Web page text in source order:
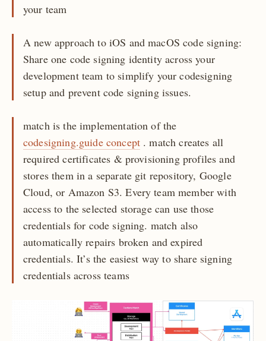
your team
A new approach to iOS and macOS code signing:
Share one code signing identity across your
development team to simplify your codesigning
setup and prevent code signing issues.
match is the implementation of the
codesigning.guide concept . match creates all
required certificates & provisioning profiles and
stores them in a separate git repository, Google
Cloud, or Amazon S3. Every team member with
access to the selected storage can use those
credentials for code signing. match also
automatically repairs broken and expired
credentials. It’s the easiest way to share signing
credentials across teams